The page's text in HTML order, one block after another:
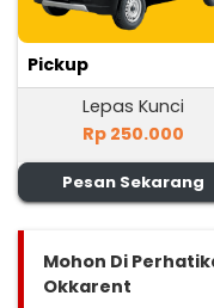
Pickup
Lepas Kunci
Rp 250.000
Pesan Sekarang
Mohon Di
Okkarent